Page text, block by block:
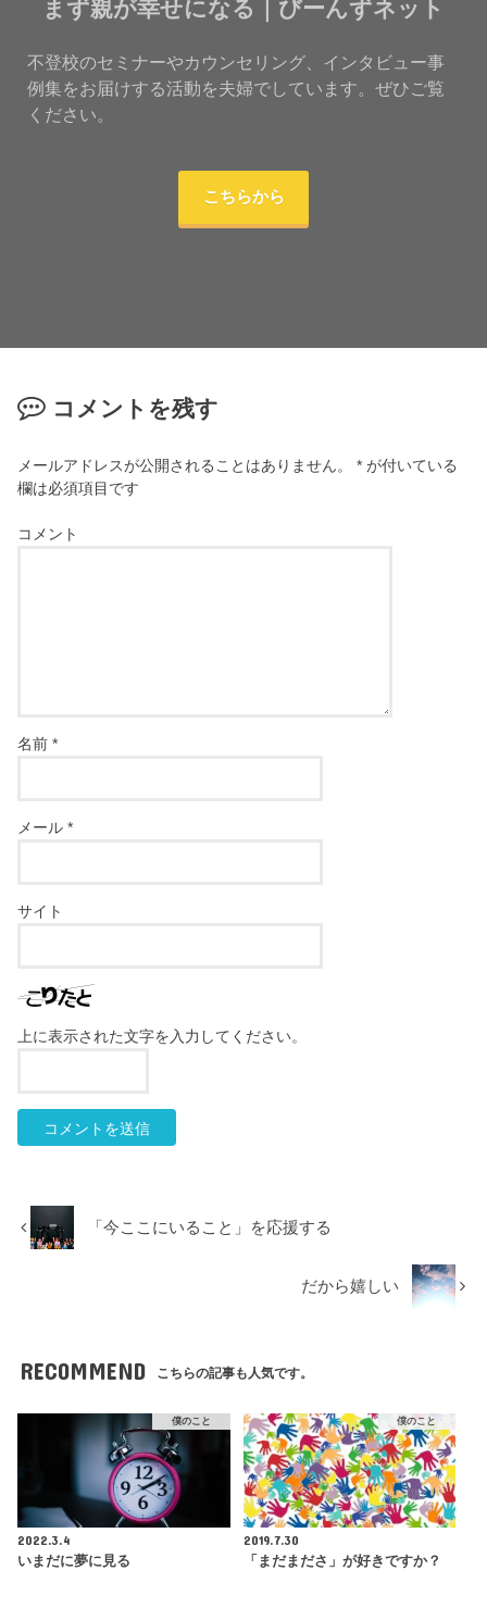
まず親が幸せになる｜びーんずネット
不登校のセミナーやカウンセリング、インタビュー事
例集をお届けする活動を夫婦でしています。ぜひご覧
ください。
こちらから
コメントを残す
メールアドレスが公開されることはありません。 * が付いている
欄は必須項目です
コメント
名前*
メール*
サイト
上に表示された文字を入力してください。
「今ここにいること」を応援する
だから嬉しい
RECOMMEND こちらの記事も人気です。
僕のこと
2022.3.4
いまだに夢に見る
僕のこと
2019.7.30
「まだまださ」が好きですか？